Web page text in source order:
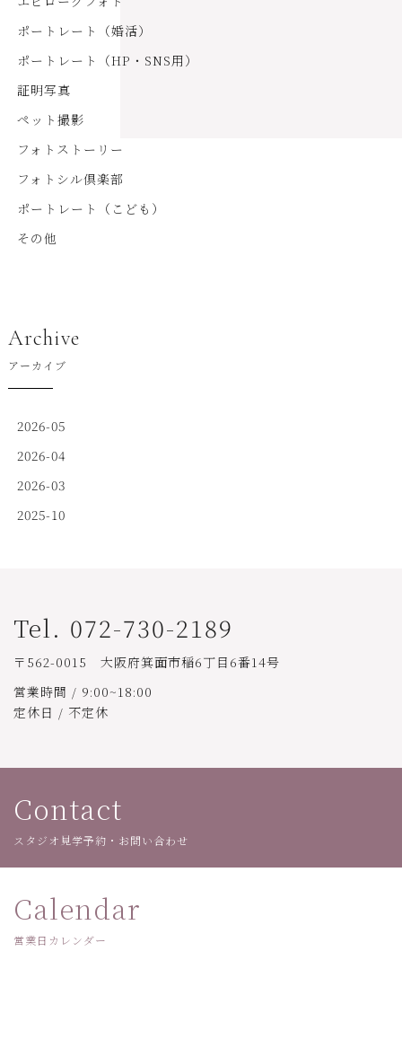
ポートレート（婚活）
ポートレート（HP・SNS用）
証明写真
ペット撮影
フォトストーリー
フォトシル倶楽部
ポートレート（こども）
その他
Archive
アーカイブ
2026-05
2026-04
2026-03
2025-10
Tel. 072-730-2189
〒562-0015 大阪府箕面市稲6丁目6番14号
営業時間 / 9:00~18:00
定休日 / 不定休
Contact
スタジオ見学予約・お問い合わせ
Calendar
営業日カレンダー